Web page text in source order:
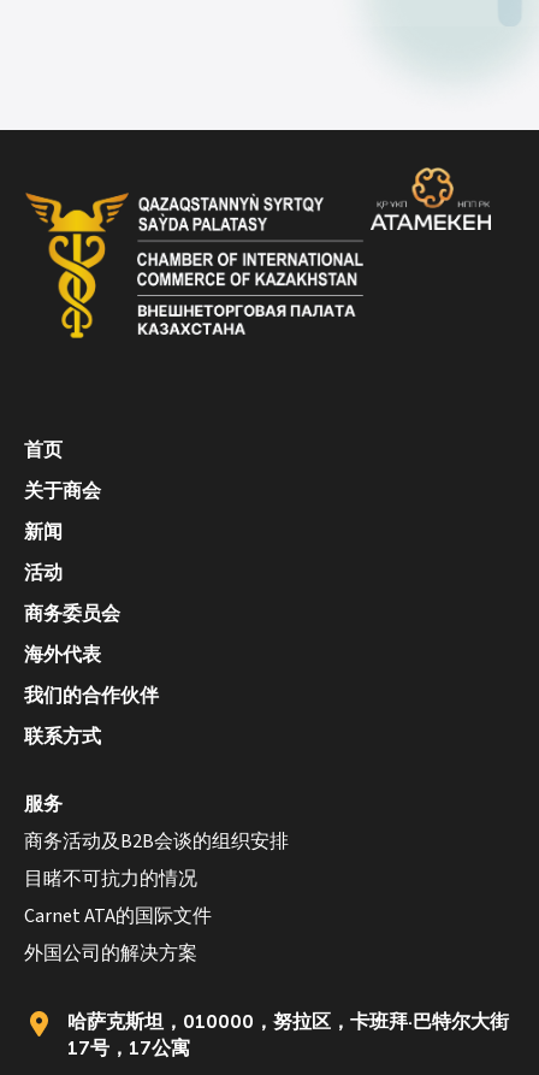
首页
关于商会
新闻
活动
商务委员会
海外代表
我们的合作伙伴
联系方式
服务
商务活动及B2B会谈的组织安排
目睹不可抗力的情况
Carnet ATA的国际文件
外国公司的解决方案
哈萨克斯坦，010000，努拉区，卡班拜·巴特尔大街
17号，17公寓